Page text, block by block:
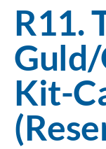
R11.
Guld/
Kit-